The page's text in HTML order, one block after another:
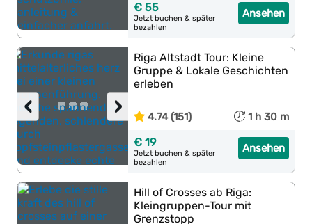
Ansehen
€ 55
Jetzt buchen & später
bezahlen
›
‹
Riga Altstadt Tour: Kleine
Gruppe & Lokale Geschichten
erleben
4.74 (151) 1 h 30 m
Ansehen
€ 19
Jetzt buchen & später
bezahlen
Hill of Crosses ab Riga:
Kleingruppen-Tour mit
Grenzstopp